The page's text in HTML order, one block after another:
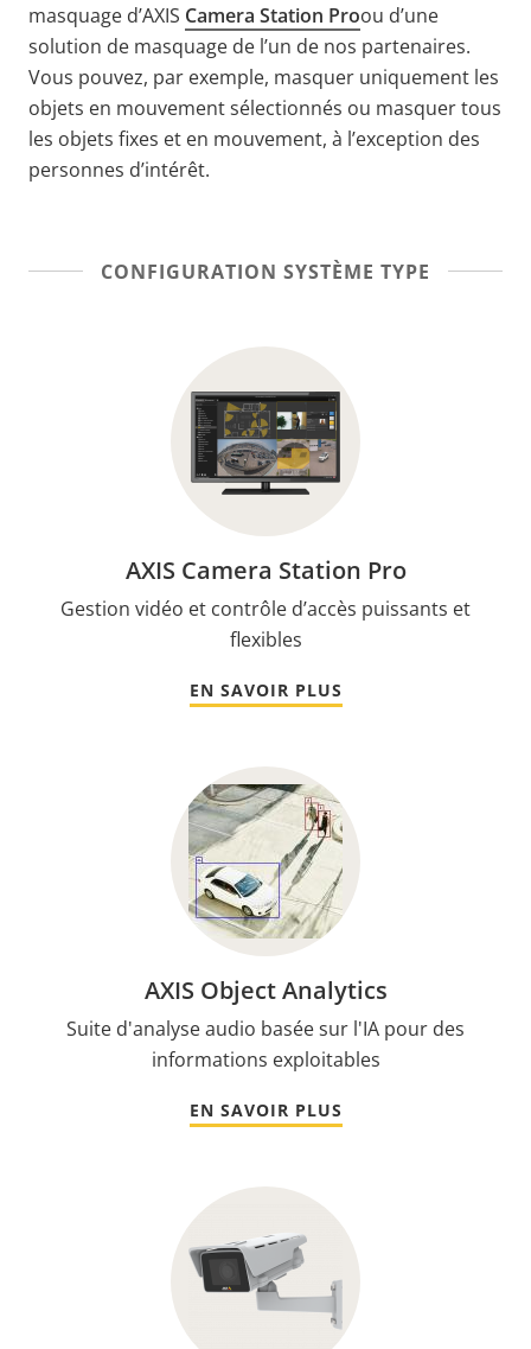
masquage d’AXIS Camera Station Proou d’une
solution de masquage de l’un de nos partenaires.
Vous pouvez, par exemple, masquer uniquement les
objets en mouvement sélectionnés ou masquer tous
les objets fixes et en mouvement, à l’exception des
personnes d’intérêt.
CONFIGURATION SYSTÈME TYPE
AXIS Camera Station Pro
Gestion vidéo et contrôle d’accès puissants et
flexibles
EN SAVOIR PLUS
AXIS Object Analytics
Suite d'analyse audio basée sur l'IA pour des
informations exploitables
EN SAVOIR PLUS